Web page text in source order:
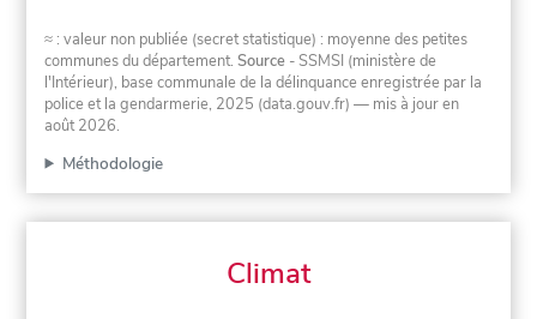
≈ : valeur non publiée (secret statistique) : moyenne des petites
communes du département.Source - SSMSI (ministère de
l'Intérieur), base communale de la délinquance enregistrée par la
police et la gendarmerie, 2025 (data.gouv.fr) — mis à jour en
août 2026.
Méthodologie
Climat